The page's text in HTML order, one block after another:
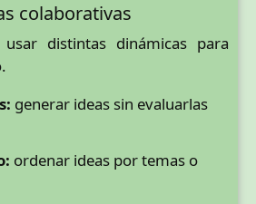
colaborativas
distintas dinámicas para
generar ideas sin evaluarlas
ordenar ideas por temas o